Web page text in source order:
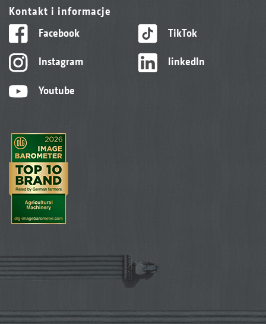
Kontakt i informacje
Facebook
Instagram
Youtube
TikTok
linkedIn